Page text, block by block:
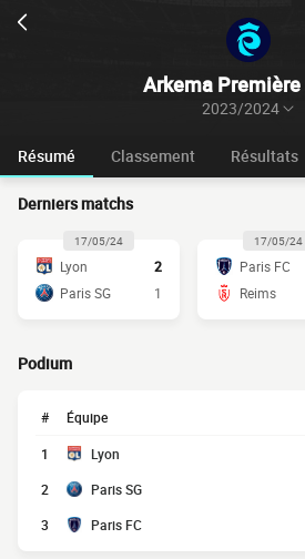
Arkema
2023/2024
Résumé Classement Résultats
Derniers matchs
17/05/24
Lyon
2
Paris SG
1
17/05/24
Paris FC
Reims
Podium
# Équipe
1 Lyon
2
Paris SG
3
Paris FC